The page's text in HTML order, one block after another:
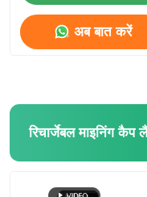
अब बात करें
रिचार्जेबल माइनिंग कैप